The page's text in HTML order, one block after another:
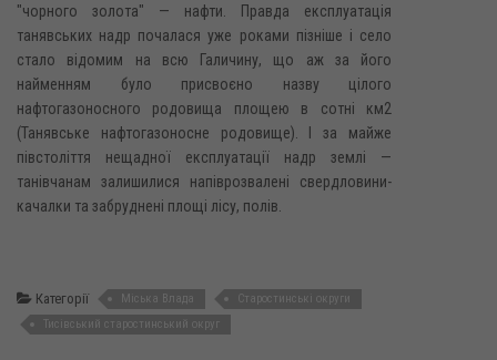
"чорного золота" — нафти. Правда експлуатація
танявських надр почалася уже роками пізніше і село
стало відомим на всю Галичину, що аж за його
найменням було присвоєно назву цілого
нафтогазоносного родовища площею в сотні км2
(Танявське нафтогазоносне родовище). І за майже
півстоліття нещадної експлуатації надр землі —
танівчанам залишилися напіврозвалені свердловини-
качалки та забруднені площі лісу, полів.
Категорії Міська Влада
Старостинські округи
Тисівський старостинський округ